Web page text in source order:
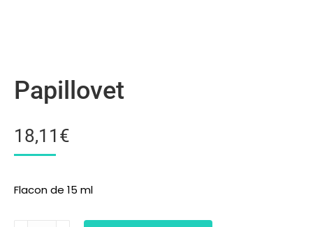
Papillovet
18,11 €
Flacon de 15 ml